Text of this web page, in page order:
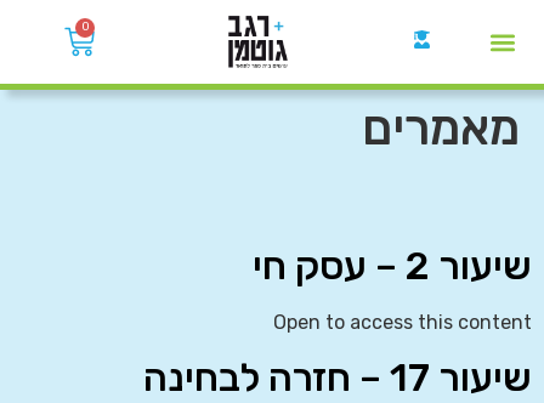
0
מאמרים
שיעור 2 – עסק חי
Open to access this content
שיעור 17 – חזרה לבחינה